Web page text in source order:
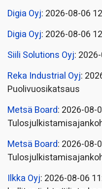
Digia Oyj: 2026-08-06
Digia Oyj: 2026-08-06
Siili Solutions Oyj:
Reka Industrial Oyj:
Puolivuosikatsaus
Metsä Board: 2026-08-
Metsä Board: 2026-08-
Ilkka Oyj: 2026-08-06